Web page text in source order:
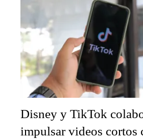
Disney y TikTok
impulsar videos cortos